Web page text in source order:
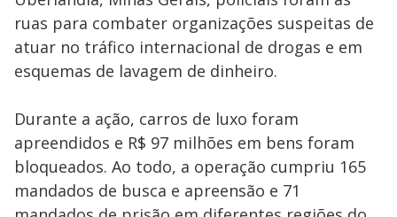
ruas para combater organizações suspeitas de
atuar no tráfico internacional de drogas e em
esquemas de lavagem de dinheiro.
Durante a ação, carros de luxo foram
apreendidos e R$ 97 milhões em bens foram
bloqueados. Ao todo, a operação cumpriu 165
mandados de busca e apreensão e 71